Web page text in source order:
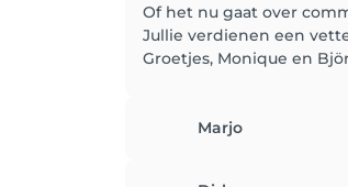
Of het nu gaat over
Jullie verdienen een
Groetjes, Monique en
Marjo